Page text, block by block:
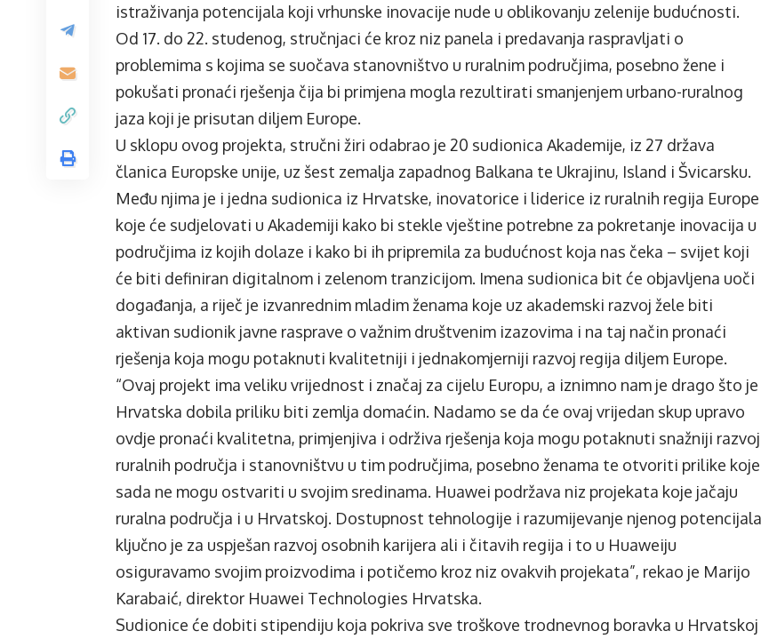
istraživanja potencijala koji vrhunske inovacije nude u oblikovanju zelenije budućnosti.
Od 17. do 22. studenog, stručnjaci će kroz niz panela i predavanja raspravljati o
problemima s kojima se suočava stanovništvo u ruralnim područjima, posebno žene i
pokušati pronaći rješenja čija bi primjena mogla rezultirati smanjenjem urbano-ruralnog
jaza koji je prisutan diljem Europe.
U sklopu ovog projekta, stručni žiri odabrao je 20 sudionica Akademije, iz 27 država
članica Europske unije, uz šest zemalja zapadnog Balkana te Ukrajinu, Island i Švicarsku.
Među njima je i jedna sudionica iz Hrvatske, inovatorice i liderice iz ruralnih regija Europe
koje će sudjelovati u Akademiji kako bi stekle vještine potrebne za pokretanje inovacija u
područjima iz kojih dolaze i kako bi ih pripremila za budućnost koja nas čeka – svijet koji
će biti definiran digitalnom i zelenom tranzicijom. Imena sudionica bit će objavljena uoči
događanja, a riječ je izvanrednim mladim ženama koje uz akademski razvoj žele biti
aktivan sudionik javne rasprave o važnim društvenim izazovima i na taj način pronaći
rješenja koja mogu potaknuti kvalitetniji i jednakomjerniji razvoj regija diljem Europe.
“Ovaj projekt ima veliku vrijednost i značaj za cijelu Europu, a iznimno nam je drago što je
Hrvatska dobila priliku biti zemlja domaćin. Nadamo se da će ovaj vrijedan skup upravo
ovdje pronaći kvalitetna, primjenjiva i održiva rješenja koja mogu potaknuti snažniji razvoj
ruralnih područja i stanovništvu u tim područjima, posebno ženama te otvoriti prilike koje
sada ne mogu ostvariti u svojim sredinama. Huawei podržava niz projekata koje jačaju
ruralna područja i u Hrvatskoj. Dostupnost tehnologije i razumijevanje njenog potencijala
ključno je za uspješan razvoj osobnih karijera ali i čitavih regija i to u Huaweiju
osiguravamo svojim proizvodima i potičemo kroz niz ovakvih projekata”, rekao je Marijo
Karabaić, direktor Huawei Technologies Hrvatska.
Sudionice će dobiti stipendiju koja pokriva sve troškove trodnevnog boravka u Hrvatskoj